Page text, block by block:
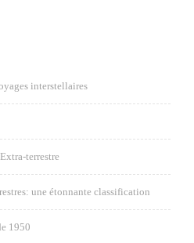
interstellaires
terrestre
une étonnante classification
1950